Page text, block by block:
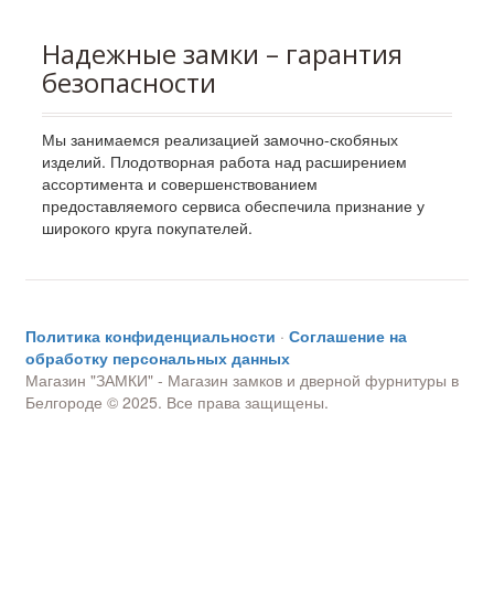
Надежные замки – гарантия
безопасности
Мы занимаемся реализацией замочно-скобяных
изделий. Плодотворная работа над расширением
ассортимента и совершенствованием
предоставляемого сервиса обеспечила признание у
широкого круга покупателей.
Политика конфиденциальности · Соглашение на
обработку персональных данных
Магазин "ЗАМКИ" - Магазин замков и дверной фурнитуры в
Белгороде © 2025. Все права защищены.